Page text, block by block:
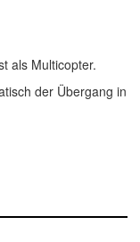
als Multicopter.
der Übergang in